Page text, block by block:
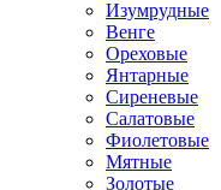
Изумрудные
Венге
Ореховые
Янтарные
Сиреневые
Салатовые
Фиолетовые
Мятные
Золотые